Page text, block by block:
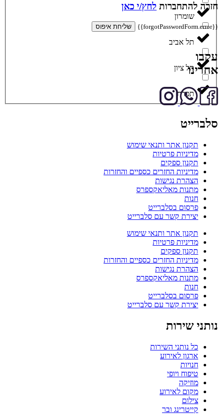
שומרון
תל אביב
תל ציון
תפרח
חזרה להתחברות לחץ/י כאן
{{forgotPasswordForm.error}} שליחת איפוס
עקבו
אחרינו
סלברייט
תקנון אתר ותנאי שימוש
מדיניות פרטיות
תקנון ספקים
מדיניות החזרים כספיים והחזרות
הצהרת נגישות
מתנות מאליאקספרס
חנות
פרסום בסלברייט
יצירת קשר עם סלברייט
תקנון אתר ותנאי שימוש
מדיניות פרטיות
תקנון ספקים
מדיניות החזרים כספיים והחזרות
הצהרת נגישות
מתנות מאליאקספרס
חנות
פרסום בסלברייט
יצירת קשר עם סלברייט
נותני שירות
כל נותני השירות
ארגון לאירוע
חנויות
טיפוח ויופי
מוזיקה
מקום לאירוע
צילום
קייטרינג ובר